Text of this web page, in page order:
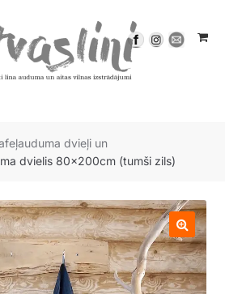
dvieļi un
dvielis 80x200cm (tumši zils)
🔍